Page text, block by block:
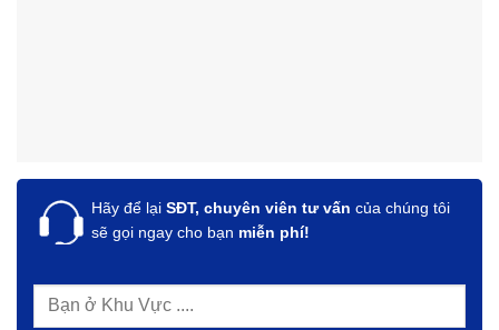
Hãy để lại SĐT, chuyên viên tư vấn của chúng tôi
sẽ gọi ngay cho bạn miễn phí!